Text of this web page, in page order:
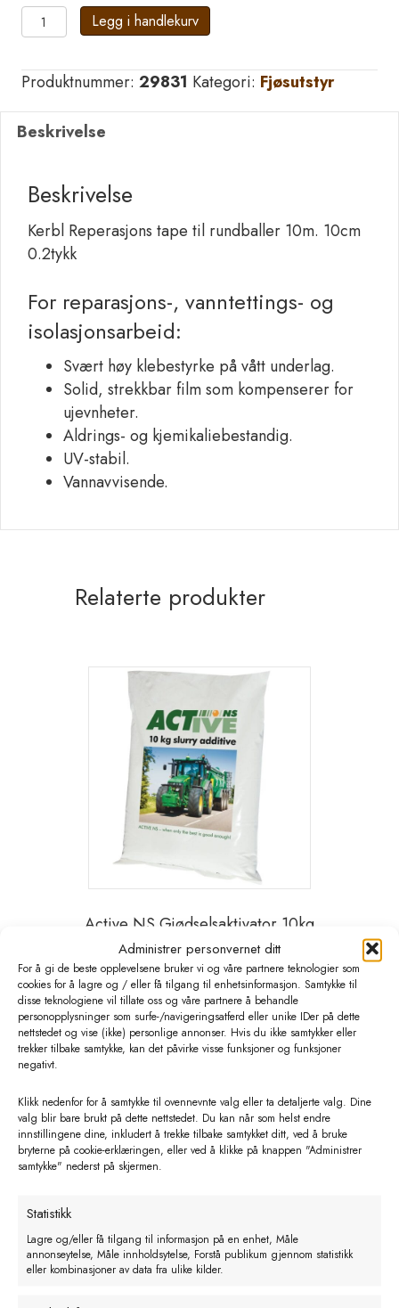
Administrer personvernet ditt
For å gi de beste opplevelsene bruker vi og våre partnere teknologier som
cookies for å lagre og / eller få tilgang til enhetsinformasjon. Samtykke til
disse teknologiene vil tillate oss og våre partnere å behandle
personopplysninger som surfe-/navigeringsatferd eller unike IDer på dette
nettstedet og vise (ikke) personlige annonser. Hvis du ikke samtykker eller
trekker tilbake samtykke, kan det påvirke visse funksjoner og funksjoner
negativt.
Klikk nedenfor for å samtykke til ovennevnte valg eller ta detaljerte valg. Dine
valg blir bare brukt på dette nettstedet. Du kan når som helst endre
innstillingene dine, inkludert å trekke tilbake samtykket ditt, ved å bruke
bryterne på cookie-erklæringen, eller ved å klikke på knappen "Administrer
samtykke" nederst på skjermen.
Statistikk
Lagre og/eller få tilgang til informasjon på en enhet, Måle
annonseytelse, Måle innholdsytelse, Forstå publikum gjennom statistikk
eller kombinasjoner av data fra ulike kilder.
Kerbl
Reperasjons
til
rundballer
10m.
0.2tykk
antall
Legg i handlekurv
Produktnummer: 29831 Kategori: Fjøsutstyr
Beskrivelse
Beskrivelse
Kerbl Reperasjons tape til rundballer 10m. 10cm
0.2tykk
For reparasjons-, vanntettings- og
isolasjonsarbeid:
Svært høy klebestyrke på vått underlag.
Solid, strekkbar film som kompenserer for
ujevnheter.
Aldrings- og kjemikaliebestandig.
UV-stabil.
Vannavvisende.
Relaterte produkter
Active NS Gjødselsaktivator 10kg
sekk
kr1375,00 eks. MVA
Legg i handlekurv